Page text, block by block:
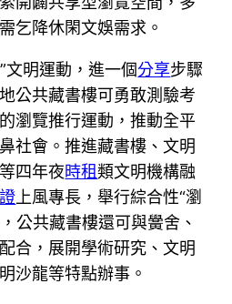
乞降休閑文娛需求。
文明運動，進一個分享步驟
公共藏書樓可勇敢測驗考
瀏覽推行運動，推動全平
社會。推進藏書樓、文明
四年夜時租類文明機構融
上風專長，舉行綜合性“瀏
公共藏書樓還可與黌舍、
合，展開學術研究、文明
沙龍等特點辦事。